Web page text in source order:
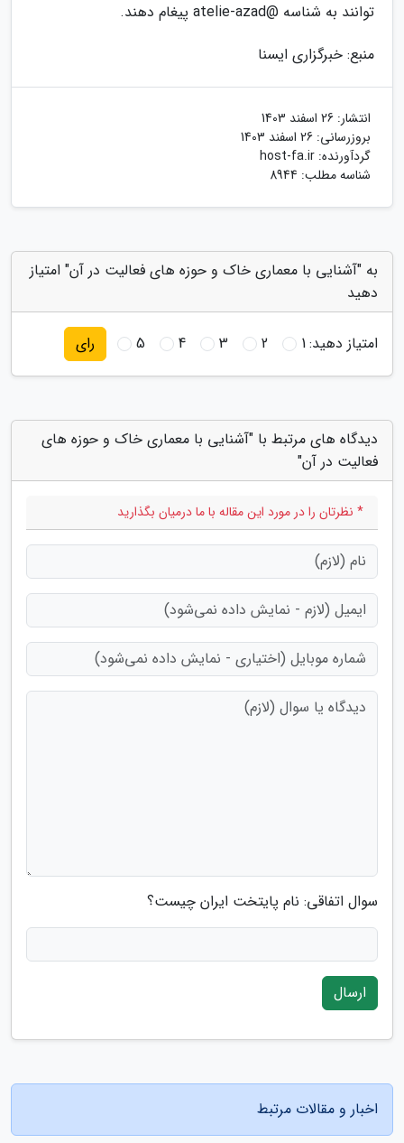
توانند به شناسه @atelie-azad پیغام دهند.
منبع: خبرگزاری ایسنا
انتشار: 26 اسفند 1403
بروزرسانی: 26 اسفند 1403
گردآورنده: host-fa.ir
شناسه مطلب: 8944
به "آشنایی با معماری خاک و حوزه های فعالیت در آن" امتیاز
دهید
امتیاز دهید:1
2
3
4
5 رای
دیدگاه های مرتبط با "آشنایی با معماری خاک و حوزه های
فعالیت در آن"
* نظرتان را در مورد این مقاله با ما درمیان بگذارید
سوال اتفاقی: نام پایتخت ایران چیست؟
ارسال
اخبار و مقالات مرتبط